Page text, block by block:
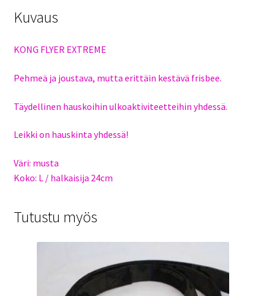
Kuvaus
KONG FLYER EXTREME
Pehmeä ja joustava, mutta erittäin kestävä frisbee.
Täydellinen hauskoihin ulkoaktiviteetteihin yhdessä.
Leikki on hauskinta yhdessä!
Väri: musta
Koko: L / halkaisija 24cm
Tutustu myös